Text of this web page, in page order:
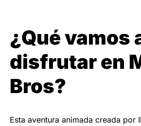
¿Qué vamos
disfrutar en
Bros?
Esta aventura animada creada por